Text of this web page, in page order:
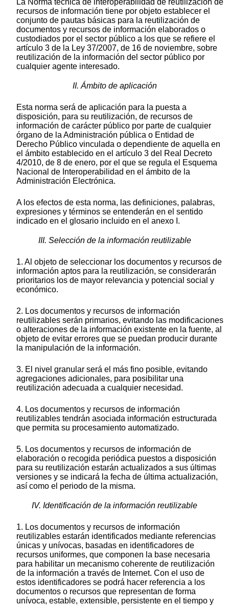
recursos de información tiene por objeto establecer el
conjunto de pautas básicas para la reutilización de
documentos y recursos de información elaborados o
custodiados por el sector público a los que se refiere el
artículo 3 de la Ley 37/2007, de 16 de noviembre, sobre
reutilización de la información del sector público por
cualquier agente interesado.
II. Ámbito de aplicación
Esta norma será de aplicación para la puesta a
disposición, para su reutilización, de recursos de
información de carácter público por parte de cualquier
órgano de la Administración pública o Entidad de
Derecho Público vinculada o dependiente de aquella en
el ámbito establecido en el artículo 3 del Real Decreto
4/2010, de 8 de enero, por el que se regula el Esquema
Nacional de Interoperabilidad en el ámbito de la
Administración Electrónica.
A los efectos de esta norma, las definiciones, palabras,
expresiones y términos se entenderán en el sentido
indicado en el glosario incluido en el anexo I.
III. Selección de la información reutilizable
1. Al objeto de seleccionar los documentos y recursos de
información aptos para la reutilización, se considerarán
prioritarios los de mayor relevancia y potencial social y
económico.
2. Los documentos y recursos de información
reutilizables serán primarios, evitando las modificaciones
o alteraciones de la información existente en la fuente, al
objeto de evitar errores que se puedan producir durante
la manipulación de la información.
3. El nivel granular será el más fino posible, evitando
agregaciones adicionales, para posibilitar una
reutilización adecuada a cualquier necesidad.
4. Los documentos y recursos de información
reutilizables tendrán asociada información estructurada
que permita su procesamiento automatizado.
5. Los documentos y recursos de información de
elaboración o recogida periódica puestos a disposición
para su reutilización estarán actualizados a sus últimas
versiones y se indicará la fecha de última actualización,
así como el periodo de la misma.
IV. Identificación de la información reutilizable
1. Los documentos y recursos de información
reutilizables estarán identificados mediante referencias
únicas y unívocas, basadas en identificadores de
recursos uniformes, que componen la base necesaria
para habilitar un mecanismo coherente de reutilización
de la información a través de Internet. Con el uso de
estos identificadores se podrá hacer referencia a los
documentos o recursos que representan de forma
unívoca, estable, extensible, persistente en el tiempo y